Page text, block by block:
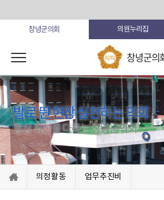
창녕군의회 의원누리집
창녕군의
발로 뛴 현장 실천하는 의회
항상 최선을 다하는 창녕군의회
의정활동 업무추진비